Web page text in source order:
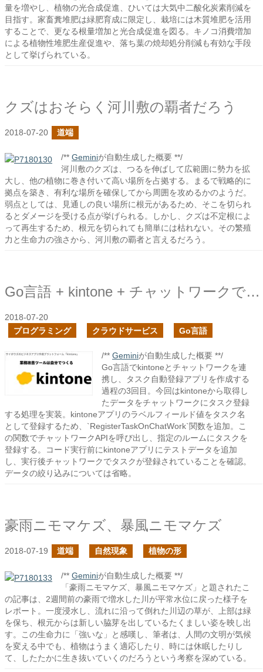
量を増やし、植物の光合成促進、ひいては大気中二酸化炭素削減を
目指す。家畜糞堆肥は緑肥育成に限定し、栽培には木質堆肥を活用
することで、更なる根量増加と光合成促進を図る。キノコ消費増加
による植物性堆肥生産促進や、落ち葉の焼却処分削減も有効な手段
として挙げられている。
クズはおそらく河川敷の覇者だろう
2018-07-20 道端
/** Geminiが自動生成した概要 **/
河川敷のクズは、つるを伸ばして広範囲に勢力を拡
大し、他の植物に巻き付いて高い場所を占拠する。まるで戦略的に
拠点を築き、有利な場所を確保してから周囲を攻めるかのようだ。
弱点としては、見通しの良い場所に根元があるため、そこを切られ
るとダメージを受ける点が挙げられる。しかし、クズは不定根によ
って再生するため、根元を切られても簡単には枯れない。その繁殖
力と生命力の強さから、河川敷の覇者と言えるだろう。
Go言語 + kintone + チャットワークでタスクの自動登録アプリを作ってみる３
2018-07-20
プログラミング
クラウドサービス Go言語
/** Geminiが自動生成した概要 **/
Go言語でkintoneとチャットワークを連
携し、タスク自動登録アプリを作成する
過程の3回目。今回はkintoneから取得し
たデータをチャットワークにタスク登録
する処理を実装。kintoneアプリのラベルフィールド値をタスク名
として登録するため、`RegisterTaskOnChatWork`関数を追加。こ
の関数でチャットワークAPIを呼び出し、指定のルームにタスクを
登録する。コード実行前にkintoneアプリにテストデータを追加
し、実行後チャットワークでタスクが登録されていることを確認。
データの絞り込みについては省略。
豪雨ニモマケズ、暴風ニモマケズ
2018-07-19 道端 自然現象 植物の形
/** Geminiが自動生成した概要 **/
「豪雨ニモマケズ、暴風ニモマケズ」と題されたこ
の記事は、2週間前の豪雨で増水した川が平常水位に戻った様子を
レポート。一度浸水し、流れに沿って倒れた川辺の草が、上部は緑
を保ち、根元からは新しい脇芽を出しているたくましい姿を映し出
す。この生命力に「強いな」と感嘆し、筆者は、人間の文明が気候
を変える中でも、植物はうまく適応したり、時には休眠したりし
て、したたかに生き抜いていくのだろうという考察を深めている。